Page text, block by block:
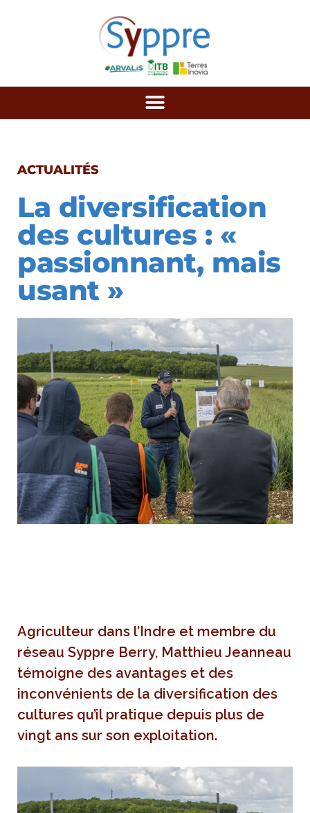
ACTUALITÉS
La diversification
des cultures : «
passionnant, mais
usant »
Agriculteur dans l’Indre et membre du
réseau Syppre Berry, Matthieu Jeanneau
témoigne des avantages et des
inconvénients de la diversification des
cultures qu’il pratique depuis plus de
vingt ans sur son exploitation.